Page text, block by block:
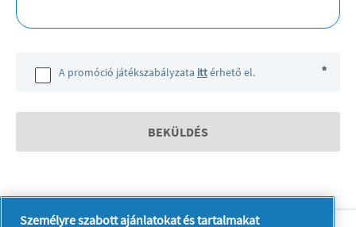
*
A promóció játékszabályzata ittérhető el.
BEKÜLDÉS
Rólunk Kapcsolatfelvétel
Személyre szabott ajánlatokat és tartalmakat